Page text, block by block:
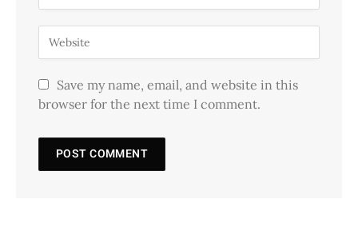
Save my name, email, and website in this
browser for the next time I comment.